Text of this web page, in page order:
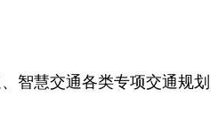
智慧交通各类专项交通规划